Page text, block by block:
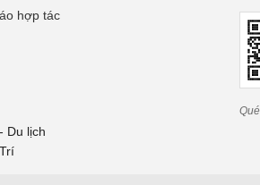
hợp tác
Du lịch